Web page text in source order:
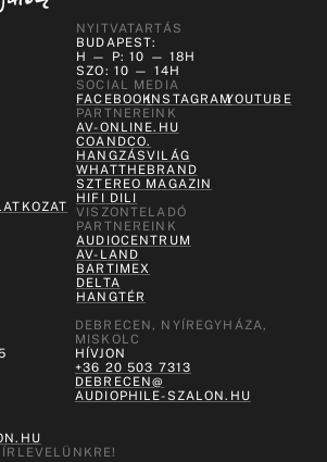
NYITVATARTÁS
BUDAPEST:
H — P: 10 — 18H
SZO: 10 — 14H
SOCIAL MEDIA
FACEBOOKINSTAGRAMYOUTUBE
PARTNEREINK
AV-ONLINE.HU
COANDCO.
HANGZÁSVILÁG
WHATTHEBRAND
SZTEREO MAGAZIN
HIFI DILI
VISZONTELADÓ
PARTNEREINK
AUDIOCENTRUM
AV-LAND
BARTIMEX
DELTA
HANGTÉR
DEBRECEN, NYÍREGYHÁZA,
MISKOLC
HÍVJON
+36 20 503 7313
DEBRECEN@
AUDIOPHILE-SZALON.HU